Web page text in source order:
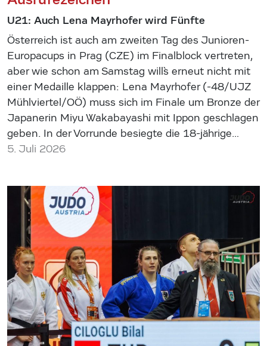
U21: Auch Lena Mayrhofer wird Fünfte
Österreich ist auch am zweiten Tag des Junioren-
Europacups in Prag (CZE) im Finalblock vertreten,
aber wie schon am Samstag will`s erneut nicht mit
einer Medaille klappen: Lena Mayrhofer (-48/UJZ
Mühlviertel/OÖ) muss sich im Finale um Bronze der
Japanerin Miyu Wakabayashi mit Ippon geschlagen
geben. In der Vorrunde besiegte die 18-jährige…
5. Juli 2026